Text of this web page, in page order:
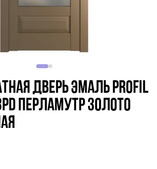
дверь эмаль Profil
перламутр золото